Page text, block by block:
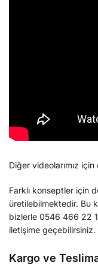
Diğer videolarımız
Farklı konseptler için
üretilebilmektedir. Bu
bizlerle 0546 466 22
iletişime geçebilirsiniz.
Kargo ve